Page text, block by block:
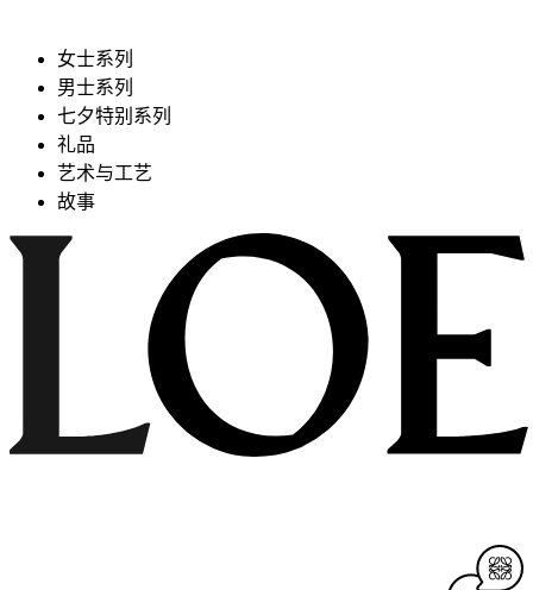
女士系列
男士系列
七夕特别系列
礼品
艺术与工艺
故事